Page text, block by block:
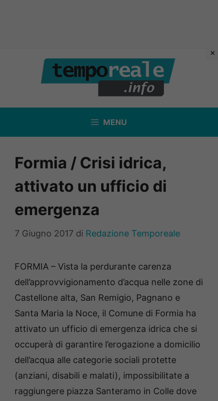
contenuto
MENU
Formia / Crisi idrica,
attivato un ufficio di
emergenza
7 Giugno 2017 di Redazione Temporeale
FORMIA – Vista la perdurante carenza
dell’approvvigionamento d’acqua nelle zone di
Castellone alta, San Remigio, Pagnano e
Santa Maria la Noce, il Comune di Formia ha
attivato un ufficio di emergenza idrica che si
occuperà di garantire l’erogazione a domicilio
dell’acqua alle categorie sociali protette
(anziani, disabili e malati), impossibilitate a
raggiungere piazza Santeramo in Colle dove